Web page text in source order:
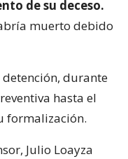
de su deceso.
muerto debido
durante
hasta el
formalización.
Julio Loayza